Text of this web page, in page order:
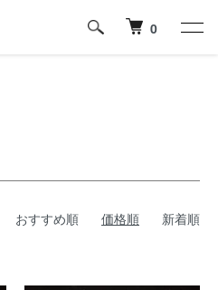
0
おすすめ順 価格順 新着順